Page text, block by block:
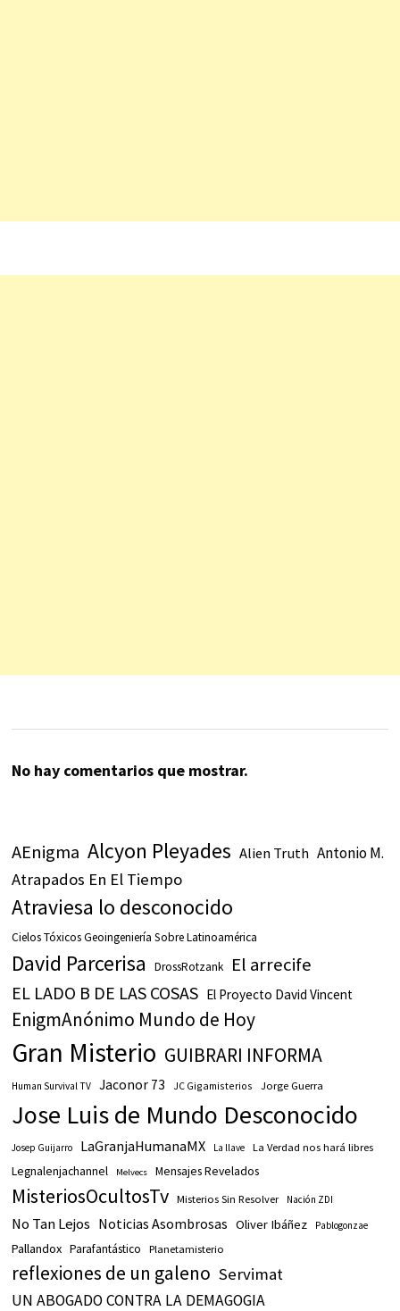
No hay comentarios que mostrar.
AEnigma Alcyon Pleyades Alien Truth Antonio M.
Atrapados En El Tiempo
Atraviesa lo desconocido
Cielos Tóxicos Geoingeniería Sobre Latinoamérica
David Parcerisa DrossRotzank El arrecife
EL LADO B DE LAS COSAS El Proyecto David Vincent
EnigmAnónimo Mundo de Hoy
Gran Misterio GUIBRARI INFORMA
Human Survival TV Jaconor 73 JC Gigamisterios Jorge Guerra
Jose Luis de Mundo Desconocido
Josep Guijarro LaGranjaHumanaMX La llave La Verdad nos hará libres
Legnalenjachannel Melvecs Mensajes Revelados
MisteriosOcultosTv Misterios Sin Resolver Nación ZDI
No Tan Lejos Noticias Asombrosas Oliver Ibáñez Pablogonzae
Pallandox Parafantástico Planetamisterio
reflexiones de un galeno Servimat
UN ABOGADO CONTRA LA DEMAGOGIA